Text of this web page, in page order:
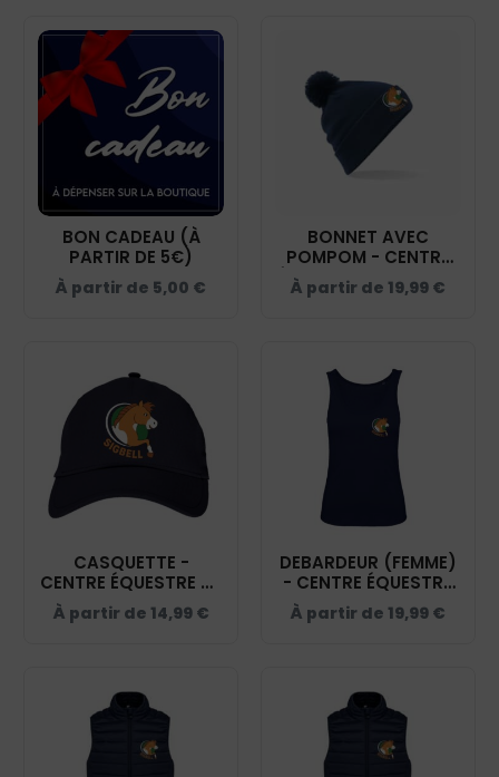
BON CADEAU (À
PARTIR DE 5€)
À partir de 5,00 €
BONNET AVEC
POMPOM - CENTRE
ÉQUESTRE DE SIGBELL
- NAVY - BF426
À partir de 19,99 €
CASQUETTE -
CENTRE ÉQUESTRE DE
SIGBELL - NAVY -
BF015
À partir de 14,99 €
DEBARDEUR (FEMME)
- CENTRE ÉQUESTRE
DE SIGBELL - NAVY -
K3024IC
À partir de 19,99 €